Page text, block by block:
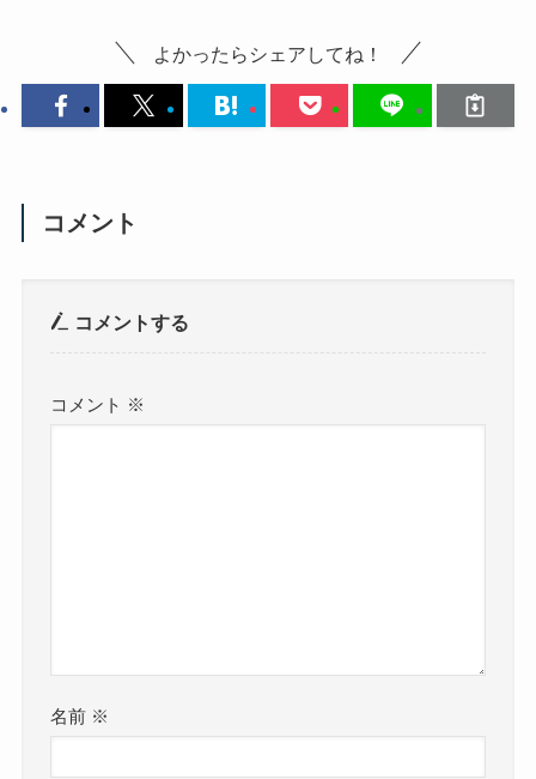
よかったらシェアしてね！
コメント
コメントする
コメント ※
名前 ※